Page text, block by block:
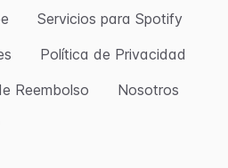
Servicios para Spotify
Política de Privacidad
Reembolso
Nosotros